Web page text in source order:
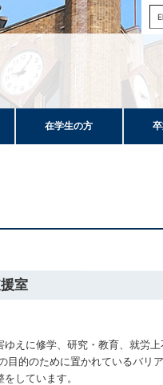
在学生の方
室
えに修学、研究・教育、就労
目的のために置かれているバリ
しています。